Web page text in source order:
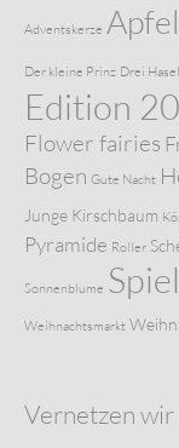
Adventskerze
Der kleine Prinz Drei
Edition
Flower fairies
Bogen Gute Nacht
Junge Kirschbaum
Pyramide Roller
Sonnenblume
Weihnachtsmarkt
Vernetzen wir